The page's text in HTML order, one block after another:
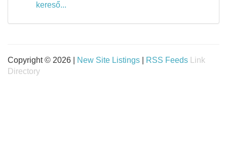
kereső...
Copyright © 2026 | New Site Listings RSS Feeds
Link
Directory